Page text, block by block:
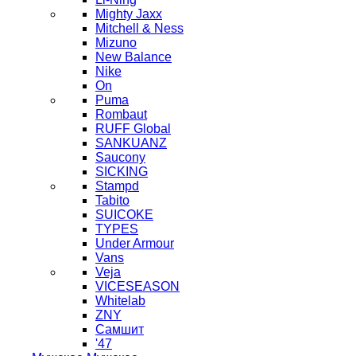
Mighty Jaxx
Mitchell & Ness
Mizuno
New Balance
Nike
On
Puma
Rombaut
RUFF Global
SANKUANZ
Saucony
SICKING
Stampd
Tabito
SUICOKE
TYPES
Under Armour
Vans
Veja
VICESEASON
Whitelab
ZNY
Самшит
'47